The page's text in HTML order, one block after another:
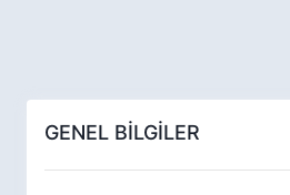
GENEL BİLGİLER